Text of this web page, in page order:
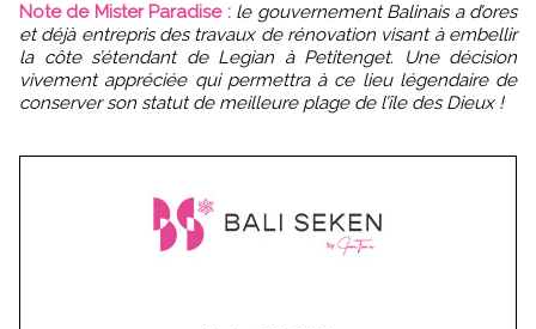
Note de Mister Paradise : le gouvernement Balinais a d’ores
et déjà entrepris des travaux de rénovation visant à embellir
la côte s’étendant de Legian à Petitenget. Une décision
vivement appréciée qui permettra à ce lieu légendaire de
conserver son statut de meilleure plage de l’île des Dieux !